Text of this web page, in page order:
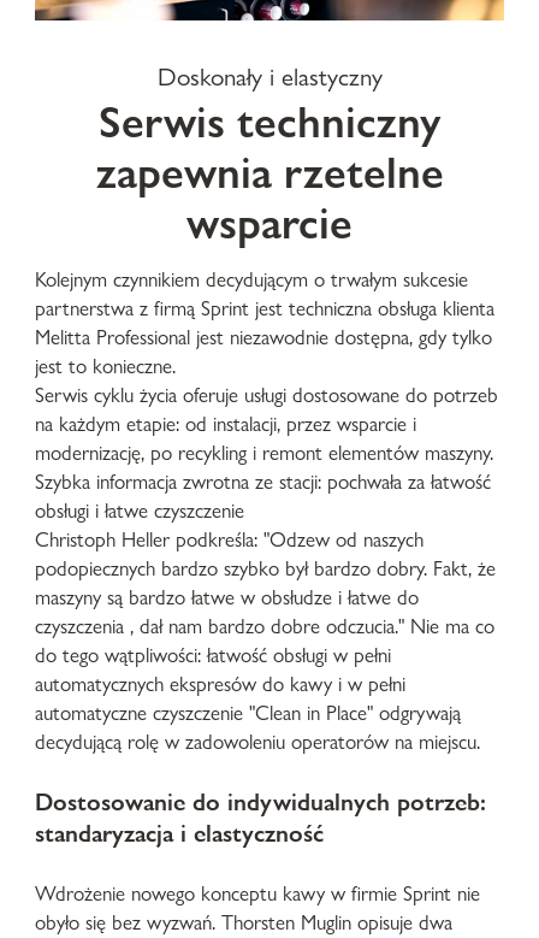
Doskonały i elastyczny
Serwis techniczny
zapewnia rzetelne
wsparcie
Kolejnym czynnikiem decydującym o trwałym sukcesie
partnerstwa z firmą Sprint jest techniczna obsługa klienta
Melitta Professional jest niezawodnie dostępna, gdy tylko
jest to konieczne.
Serwis cyklu życia oferuje usługi dostosowane do potrzeb
na każdym etapie: od instalacji, przez wsparcie i
modernizację, po recykling i remont elementów maszyny.
Szybka informacja zwrotna ze stacji: pochwała za łatwość
obsługi i łatwe czyszczenie
Christoph Heller podkreśla: "Odzew od naszych
podopiecznych bardzo szybko był bardzo dobry. Fakt, że
maszyny są bardzo łatwe w obsłudze i łatwe do
czyszczenia , dał nam bardzo dobre odczucia." Nie ma co
do tego wątpliwości: łatwość obsługi w pełni
automatycznych ekspresów do kawy i w pełni
automatyczne czyszczenie "Clean in Place" odgrywają
decydującą rolę w zadowoleniu operatorów na miejscu.
Dostosowanie do indywidualnych potrzeb:
standaryzacja i elastyczność
Wdrożenie nowego konceptu kawy w firmie Sprint nie
obyło się bez wyzwań. Thorsten Muglin opisuje dwa